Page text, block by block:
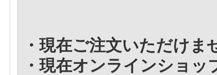
・現在ご注文いただけま
・現在オンラインショッ